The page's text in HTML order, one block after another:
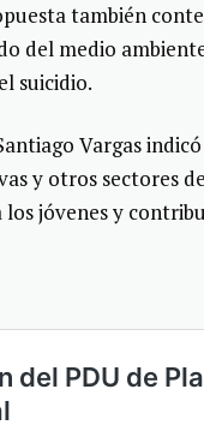
también
del medio
suicidio.
Vargas
y otros sectores
jóvenes y